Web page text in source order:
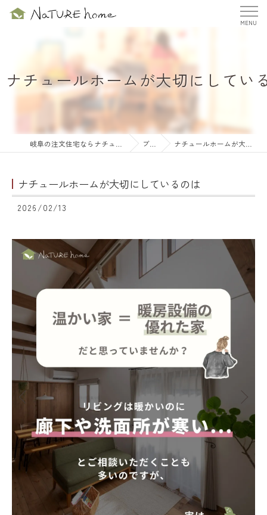
ナチュールホームが大切にしてい
ブログ ナチュールホームが大切にしているのは
ナチュールホームが大切にしているのは
2026/02/13